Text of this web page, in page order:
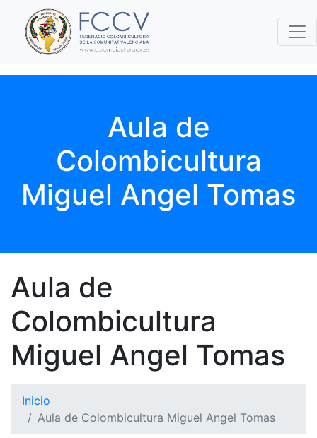
Aula de
Colombicultura
Miguel Angel Tomas
Aula de
Colombicultura
Miguel Angel Tomas
Inicio
Aula de Colombicultura Miguel Angel Tomas